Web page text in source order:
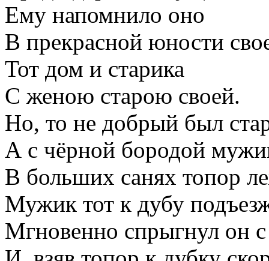
Ему напомнило оно
В прекрасной юности
Тот дом и старика
С женою старою своей.
Но, то не добрый был
А с чёрной бородой
В больших санях топор
Мужик тот к дубу
Мгновенно спрыгнул он с